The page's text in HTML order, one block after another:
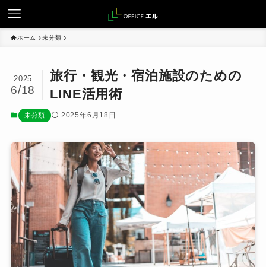
ホーム 未分類
旅行・観光・宿泊施設のための
LINE活用術
2025
6/18
未分類 2025年6月18日